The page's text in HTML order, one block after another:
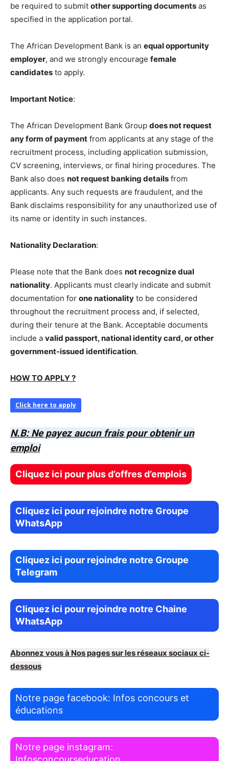
be required to submit other supporting documents as
specified in the application portal.
The African Development Bank is an equal opportunity
employer, and we strongly encourage female
candidates to apply.
Important Notice:
The African Development Bank Group does not request
any form of payment from applicants at any stage of the
recruitment process, including application submission,
CV screening, interviews, or final hiring procedures. The
Bank also does not request banking details from
applicants. Any such requests are fraudulent, and the
Bank disclaims responsibility for any unauthorized use of
its name or identity in such instances.
Nationality Declaration:
Please note that the Bank does not recognize dual
nationality. Applicants must clearly indicate and submit
documentation for one nationality to be considered
throughout the recruitment process and, if selected,
during their tenure at the Bank. Acceptable documents
include a valid passport, national identity card, or other
government-issued identification.
HOW TO APPLY ?
Click here to apply
N.B: Ne payez aucun frais pour obtenir un
emploi
Cliquez ici pour plus d’offres d’emplois
Cliquez ici pour rejoindre notre Groupe
WhatsApp
Cliquez ici pour rejoindre notre Groupe
Telegram
Cliquez ici pour rejoindre notre Chaine
WhatsApp
Abonnez vous à Nos pages sur les réseaux sociaux ci-
dessous
Notre page facebook: Infos concours et
éducations
Notre page instagram: